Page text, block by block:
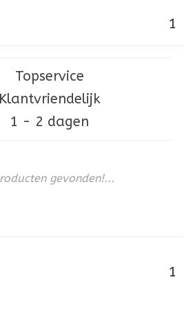
1
Topservice
Klantvriendelijk
1 - 2 dagen
gevonden!...
1